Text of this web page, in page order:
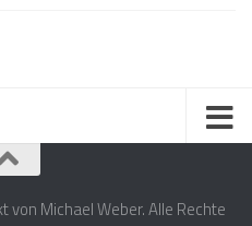
von Michael Weber. Alle Rechte